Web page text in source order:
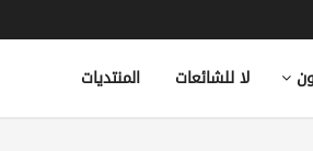
لا للشائعات المنتديات